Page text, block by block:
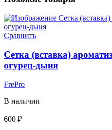
Сравнить
Сетка (вставка)
огурец-дыня
FrePro
В наличии
600 ₽